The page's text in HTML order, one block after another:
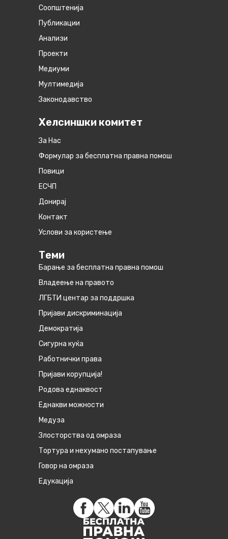
Соопштенија
Публикации
Анализи
Проекти
Медиуми
Мултимедија
Законодавство
Хелсиншки комитет
За Нас
Формулар за бесплатна правна помош
Повици
ЕСЧП
Донирај
Контакт
Услови за користење
Теми
Барање за бесплатна правна помош
Владеење на правото
ЛГБТИ центар за поддршка
Пријави дискриминација
Демократија
Сигурна куќа
Работнички права
Пријави корупција!
Родова еднаквост
Eднакви можности
Медуза
Злосторства од омраза
Тортура и нехумано постапување
Говор на омраза
Едукација